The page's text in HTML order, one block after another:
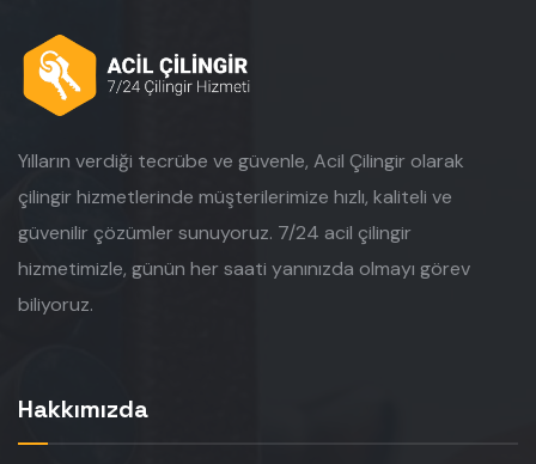
Yılların verdiği tecrübe ve güvenle, Acil Çilingir olarak
çilingir hizmetlerinde müşterilerimize hızlı, kaliteli ve
güvenilir çözümler sunuyoruz. 7/24 acil çilingir
hizmetimizle, günün her saati yanınızda olmayı görev
biliyoruz.
Hakkımızda